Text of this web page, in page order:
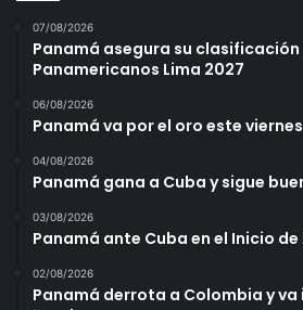
Torrijos.
07/08/2026
Panamá asegura su clasificación
Panamericanos Lima 2027
06/08/2026
Panamá va por el oro este
04/08/2026
Panamá gana a Cuba y sigue
03/08/2026
Panamá ante Cuba en el Inicio de
02/08/2026
Panamá derrota a Colombia y va